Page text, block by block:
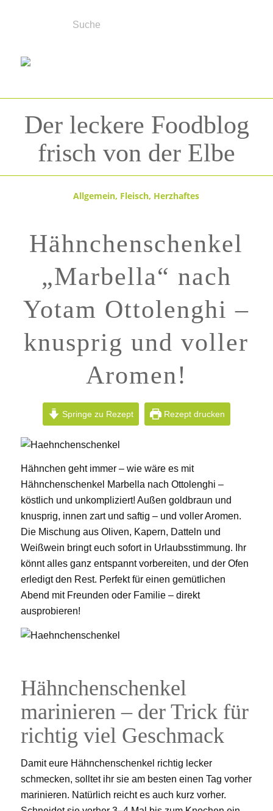
Der leckere Foodblog
frisch von der Elbe
Allgemein, Fleisch, Herzhaftes
Hähnchenschenkel
„Marbella“ nach
Yotam Ottolenghi –
knusprig und voller
Aromen!
Springe zu Rezept Rezept drucken
Hähnchen geht immer – wie wäre es mit
Hähnchenschenkel Marbella nach Ottolenghi –
köstlich und unkompliziert! Außen goldbraun und
knusprig, innen zart und saftig – und voller Aromen.
Die Mischung aus Oliven, Kapern, Datteln und
Weißwein bringt euch sofort in Urlaubsstimmung. Ihr
könnt alles ganz entspannt vorbereiten, und der Ofen
erledigt den Rest. Perfekt für einen gemütlichen
Abend mit Freunden oder Familie – direkt
ausprobieren!
Hähnchenschenkel
marinieren – der Trick für
richtig viel Geschmack
Damit eure Hähnchenschenkel richtig lecker
schmecken, solltet ihr sie am besten einen Tag vorher
marinieren. Natürlich reicht es auch kurz vorher.